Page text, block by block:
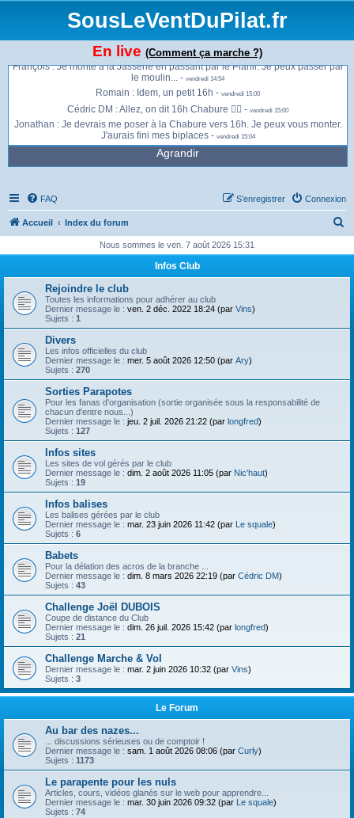
SousLeVentDuPilat.fr
En live (Comment ça marche ?)
15h30/45 (ou plus tard) ?? -
Henri : C'est ok pour moi vers 15h45-16h -vendredi 13:57
Henri : Je ne suis pas très optimiste !! -vendredi 13:59
François : Je monte à la Jasserie en passant par le Planil. Je peux passer par
le moulin... - vendredi 14:54
Romain : Idem, un petit 16h - vendredi 15:00
Cédric DM : Allez, on dit 16h Chabure 👍🏻 - vendredi 15:00
Jonathan : Je devrais me poser à la Chabure vers 16h. Je peux vous monter.
J'aurais fini mes biplaces - vendredi 15:04
Agrandir
FAQ Connexion
S’enregistrer
Accueil Index du forum
h
Nous sommes le ven. 7 août 2026 15:31
Infos Club
Rejoindre le club
Toutes les informations pour adhérer au club
Dernier message le : ven. 2 déc. 2022 18:24 (par Vins)
Sujets : 1
Divers
Les infos officielles du club
Dernier message le : mer. 5 août 2026 12:50 (par Ary)
Sujets : 270
Sorties Parapotes
Pour les fanas d'organisation (sortie organisée sous la responsabilité de
chacun d'entre nous...)
Dernier message le : jeu. 2 juil. 2026 21:22 (par longfred)
Sujets : 127
Infos sites
Les sites de vol gérés par le club
Dernier message le : dim. 2 août 2026 11:05 (par Nic'haut)
Sujets : 19
Infos balises
Les balises gérées par le club
Dernier message le : mar. 23 juin 2026 11:42 (par Le squale)
Sujets : 6
Babets
Pour la délation des acros de la branche ...
Dernier message le : dim. 8 mars 2026 22:19 (par Cédric DM)
Sujets : 43
Challenge Joël DUBOIS
Coupe de distance du Club
Dernier message le : dim. 26 juil. 2026 15:42 (par longfred)
Sujets : 21
Challenge Marche & Vol
Dernier message le : mar. 2 juin 2026 10:32 (par Vins)
Sujets : 3
Le Forum
Au bar des nazes...
... discussions sérieuses ou de comptoir !
Dernier message le : sam. 1 août 2026 08:06 (par Curly)
Sujets : 1173
Le parapente pour les nuls
Articles, cours, vidéos glanés sur le web pour apprendre...
Dernier message le : mar. 30 juin 2026 09:32 (par Le squale)
Sujets : 74